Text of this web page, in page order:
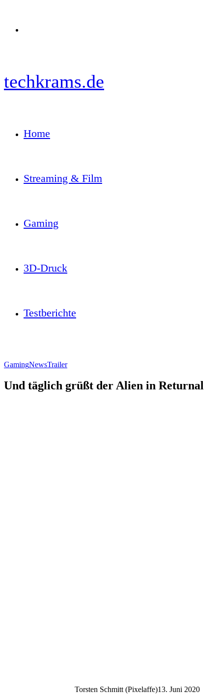
techkrams.de
Home
Streaming & Film
Gaming
3D-Druck
Testberichte
GamingNewsTrailer
Und täglich grüßt der Alien in Returnal
Torsten Schmitt (Pixelaffe)13. Juni 2020